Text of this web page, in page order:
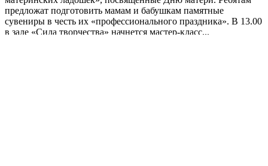
предложат подготовить мамам и бабушкам памятные
сувениры в честь их «профессионального праздника». В 13.00
в зале «Сила творчества» начнется мастер-класс...